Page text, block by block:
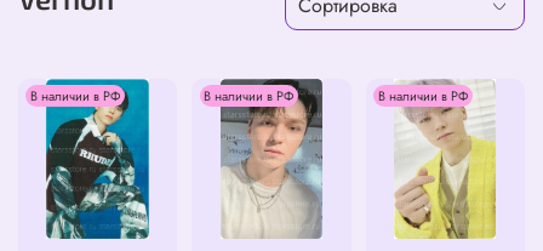
В наличии в РФ В наличии в РФ В наличии в РФ